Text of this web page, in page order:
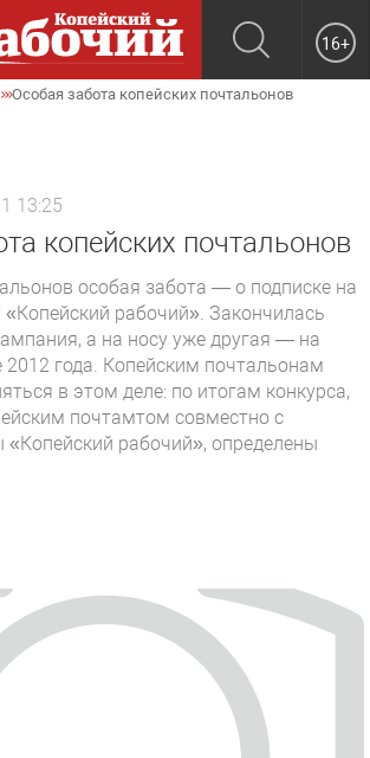
16+
Особая забота копейских почтальонов
13:25
копейских почтальонов
особая забота — о подписке на
«Копейский рабочий». Закончилась
а на носу уже другая — на
2012 года. Копейским почтальонам
в этом деле: по итогам конкурса,
почтамтом совместно с
«Копейский рабочий», определены